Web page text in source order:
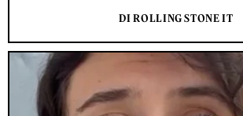
DI ROLLING STONE IT